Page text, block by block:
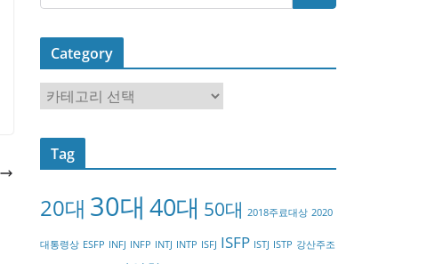
Category
a
t
o
y
Tag
20대 30대 40대 50대 2018주료대상 2020
대통령상 ESFP INFJ INFP INTJ INTP ISFJ ISFP ISTJ ISTP 강산주조